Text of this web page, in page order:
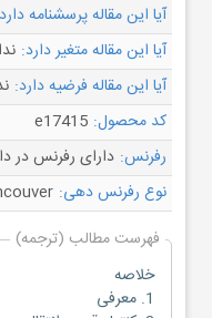
آیا این مقاله پرسشنامه
آیا این مقاله متغیر دارد:
آیا این مقاله فرضیه دارد:
کد محصول: e17415
رفرنس: دارای رفرنس در
نوع رفرنس دهی:
فهرست مطالب (ترجمه)
خلاصه
1. معرفی